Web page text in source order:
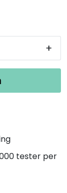
+
tester per